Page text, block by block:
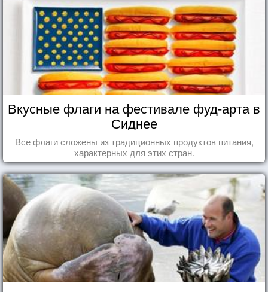
Вкусные флаги на фестивале фуд-арта в
Сиднее
Все флаги сложены из традиционных продуктов питания,
характерных для этих стран.